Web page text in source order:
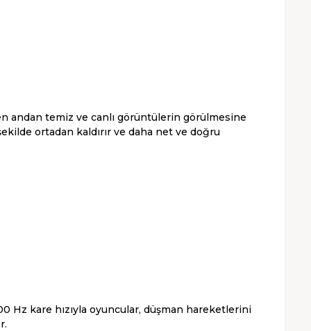
andan temiz ve canlı görüntülerin görülmesine
ortadan kaldırır ve daha net ve doğru
Hz kare hızıyla oyuncular, düşman hareketlerini